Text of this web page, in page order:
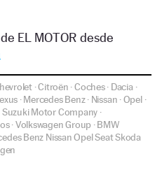
EL MOTOR desde
·Citroën ·Coches· Dacia·
·Mercedes Benz· Nissan ·Opel·
Suzuki Motor Company ·
·Volkswagen Group ·BMW
Benz Nissan OpelSeatSkoda